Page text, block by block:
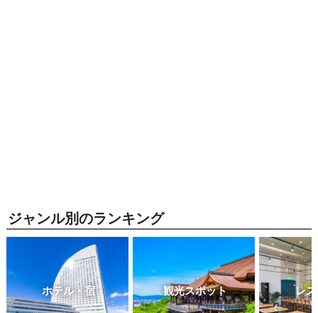
ジャンル別のランキング
ホテル・宿 観光スポット レ